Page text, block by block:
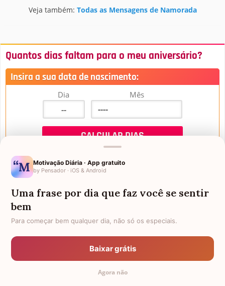
Veja também: Todas as Mensagens de Namorada
Quantos dias faltam para o meu aniversário?
Insira a sua data de nascimento:
Dia Mês
Mensagens de Aniversário
FALTAM 3 DIAS PARA O MEU
ANIVERSÁRIO
Motivação Diária · App gratuito
by Pensador · iOS & Android
Uma frase por dia que faz você se sentir
bem
Para começar bem qualquer dia, não só os especiais.
Baixar grátis
Agora não